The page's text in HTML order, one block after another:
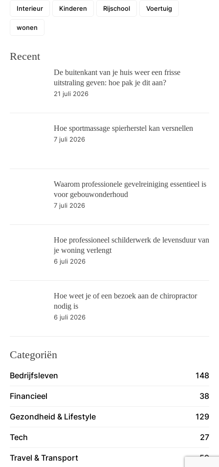
Interieur Kinderen Rijschool Voertuig
wonen
Recent
De buitenkant van je huis weer een frisse
uitstraling geven: hoe pak je dit aan?
21 juli 2026
Hoe sportmassage spierherstel kan versnellen
7 juli 2026
Waarom professionele gevelreiniging essentieel is
voor gebouwonderhoud
7 juli 2026
Hoe professioneel schilderwerk de levensduur van
je woning verlengt
6 juli 2026
Hoe weet je of een bezoek aan de chiropractor
nodig is
6 juli 2026
Categoriën
Bedrijfsleven 148
Financieel 38
Gezondheid & Lifestyle 129
Tech 27
Travel & Transport 59